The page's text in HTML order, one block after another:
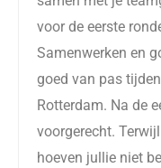
voor de eerste
Samenwerken en
goed van pas
Rotterdam. Na de
voorgerecht.
hoeven jullie niet